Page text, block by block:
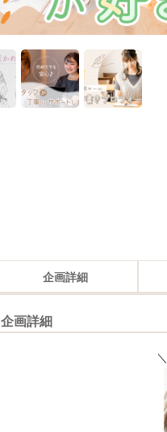
企画詳細
企画詳細
＼